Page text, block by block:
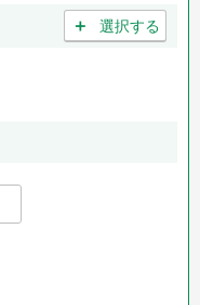
＋ 選択する